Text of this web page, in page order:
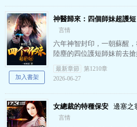
神醫歸來：四個師妹超護短
言情
六年神智封印，一朝蘇醒，
陸塵的四位護短師妹前去
下，讓我來！《神醫歸來：
李子染》是一杯奶茶精心創
最新章節
第1210章
2026-06-27
加入書架
女總裁的特種保安 邊塞之
言情